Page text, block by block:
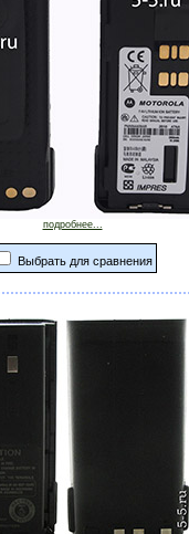
подробнее...
Выбрать для сравнения